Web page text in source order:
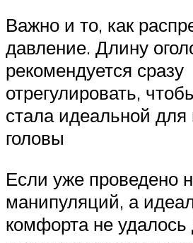
Важно и то, как
давление. Длину
рекомендуется сразу
отрегулировать,
стала идеальной для
головы
Если уже проведено
манипуляций, а
комфорта не удалось